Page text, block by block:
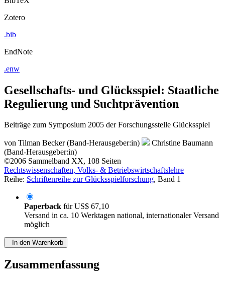
Zotero
.bib
EndNote
.enw
Gesellschafts- und Glücksspiel: Staatliche
Regulierung und Suchtprävention
Beiträge zum Symposium 2005 der Forschungsstelle Glücksspiel
von Tilman Becker (Band-Herausgeber:in)
Christine Baumann
(Band-Herausgeber:in)
©2006 Sammelband XX, 108 Seiten
Rechtswissenschaften, Volks- & Betriebswirtschaftslehre
Reihe: Schriftenreihe zur Glücksspielforschung, Band 1
Paperback fürUS$ 67,10
Versand in ca. 10 Werktagen national, internationaler Versand
möglich
In den Warenkorb
Zusammenfassung